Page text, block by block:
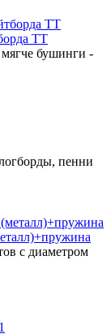
TT
бушинги -
пенни
с диаметром